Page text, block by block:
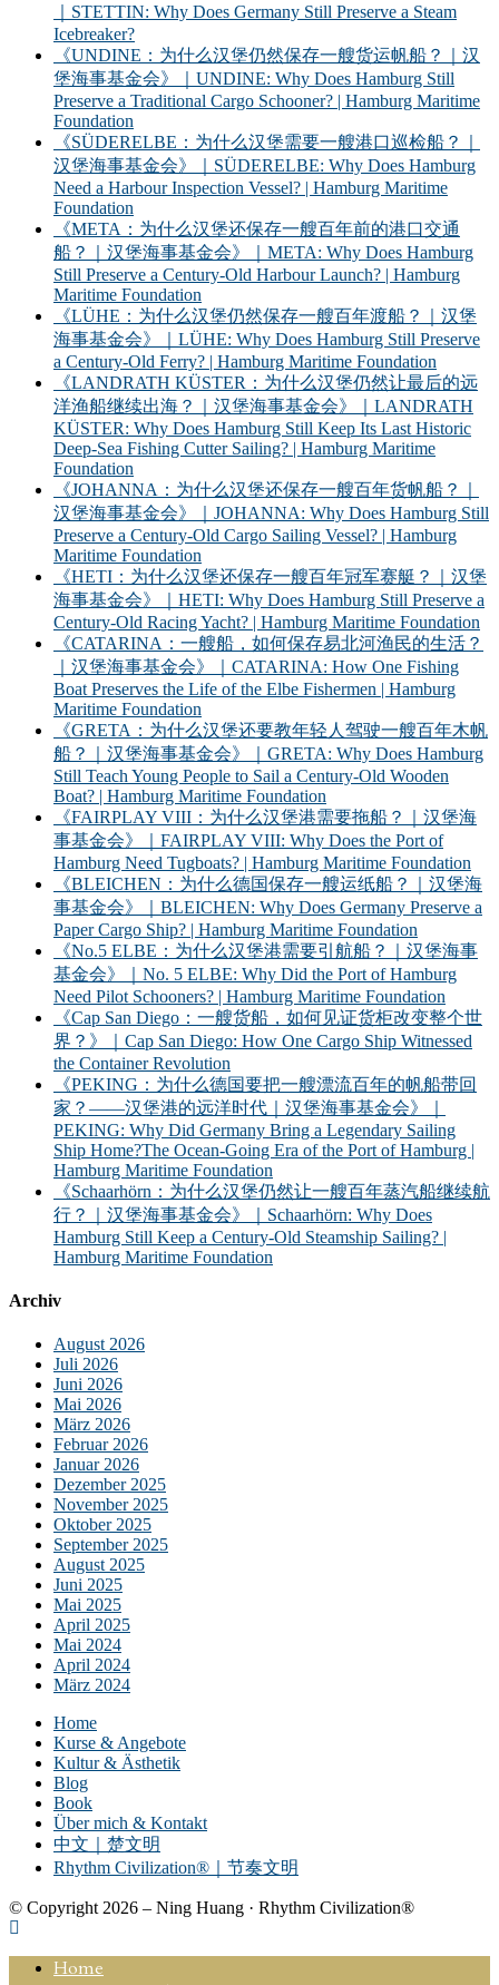
｜STETTIN: Why Does Germany Still Preserve a Steam
Icebreaker?
《UNDINE：为什么汉堡仍然保存一艘货运帆船？｜汉
堡海事基金会》｜UNDINE: Why Does Hamburg Still
Preserve a Traditional Cargo Schooner? | Hamburg Maritime
Foundation
《SÜDERELBE：为什么汉堡需要一艘港口巡检船？｜
汉堡海事基金会》｜SÜDERELBE: Why Does Hamburg
Need a Harbour Inspection Vessel? | Hamburg Maritime
Foundation
《META：为什么汉堡还保存一艘百年前的港口交通
船？｜汉堡海事基金会》｜META: Why Does Hamburg
Still Preserve a Century-Old Harbour Launch? | Hamburg
Maritime Foundation
《LÜHE：为什么汉堡仍然保存一艘百年渡船？｜汉堡
海事基金会》｜LÜHE: Why Does Hamburg Still Preserve
a Century-Old Ferry? | Hamburg Maritime Foundation
《LANDRATH KÜSTER：为什么汉堡仍然让最后的远
洋渔船继续出海？｜汉堡海事基金会》｜LANDRATH
KÜSTER: Why Does Hamburg Still Keep Its Last Historic
Deep-Sea Fishing Cutter Sailing? | Hamburg Maritime
Foundation
《JOHANNA：为什么汉堡还保存一艘百年货帆船？｜
汉堡海事基金会》｜JOHANNA: Why Does Hamburg Still
Preserve a Century-Old Cargo Sailing Vessel? | Hamburg
Maritime Foundation
《HETI：为什么汉堡还保存一艘百年冠军赛艇？｜汉堡
海事基金会》｜HETI: Why Does Hamburg Still Preserve a
Century-Old Racing Yacht? | Hamburg Maritime Foundation
《CATARINA：一艘船，如何保存易北河渔民的生活？
｜汉堡海事基金会》｜CATARINA: How One Fishing
Boat Preserves the Life of the Elbe Fishermen | Hamburg
Maritime Foundation
《GRETA：为什么汉堡还要教年轻人驾驶一艘百年木帆
船？｜汉堡海事基金会》｜GRETA: Why Does Hamburg
Still Teach Young People to Sail a Century-Old Wooden
Boat? | Hamburg Maritime Foundation
《FAIRPLAY VIII：为什么汉堡港需要拖船？｜汉堡海
事基金会》｜FAIRPLAY VIII: Why Does the Port of
Hamburg Need Tugboats? | Hamburg Maritime Foundation
《BLEICHEN：为什么德国保存一艘运纸船？｜汉堡海
事基金会》｜BLEICHEN: Why Does Germany Preserve a
Paper Cargo Ship? | Hamburg Maritime Foundation
《No.5 ELBE：为什么汉堡港需要引航船？｜汉堡海事
基金会》｜No. 5 ELBE: Why Did the Port of Hamburg
Need Pilot Schooners? | Hamburg Maritime Foundation
《Cap San Diego：一艘货船，如何见证货柜改变整个世
界？》｜Cap San Diego: How One Cargo Ship Witnessed
the Container Revolution
《PEKING：为什么德国要把一艘漂流百年的帆船带回
家？——汉堡港的远洋时代｜汉堡海事基金会》｜
PEKING: Why Did Germany Bring a Legendary Sailing
Ship Home?The Ocean-Going Era of the Port of Hamburg |
Hamburg Maritime Foundation
《Schaarhörn：为什么汉堡仍然让一艘百年蒸汽船继续航
行？｜汉堡海事基金会》｜Schaarhörn: Why Does
Hamburg Still Keep a Century-Old Steamship Sailing? |
Hamburg Maritime Foundation
Archiv
August 2026
Juli 2026
Juni 2026
Mai 2026
März 2026
Februar 2026
Januar 2026
Dezember 2025
November 2025
Oktober 2025
September 2025
August 2025
Juni 2025
Mai 2025
April 2025
Mai 2024
April 2024
März 2024
Home
Kurse & Angebote
Kultur & Ästhetik
Blog
Book
Über mich & Kontakt
中文｜楚文明
Rhythm Civilization®｜节奏文明
© Copyright 2026 – Ning Huang · Rhythm Civilization®
Home